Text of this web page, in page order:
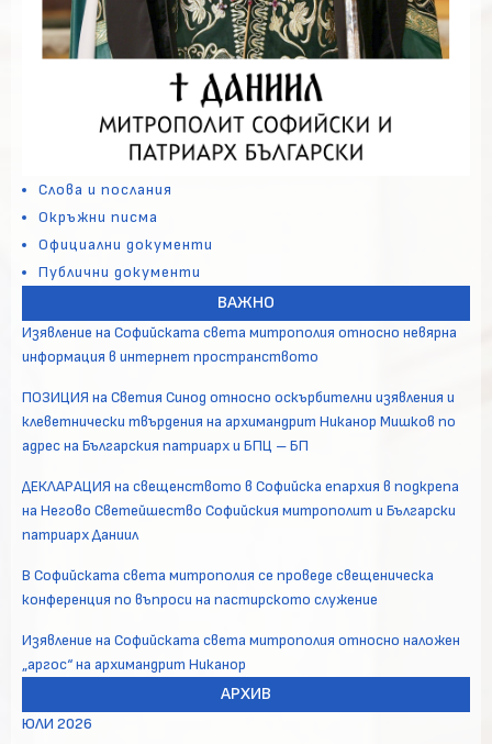
Слова и послания
Окръжни писма
Официални документи
Публични документи
ВАЖНО
Изявление на Софийската света митрополия относно невярна
информация в интернет пространството
ПОЗИЦИЯ на Светия Синод относно оскърбителни изявления и
клеветнически твърдения на архимандрит Никанор Мишков по
адрес на Българския патриарх и БПЦ – БП
ДЕКЛАРАЦИЯ на свещенството в Софийска епархия в подкрепа
на Негово Светейшество Софийския митрополит и Български
патриарх Даниил
В Софийската света митрополия се проведе свещеническа
конференция по въпроси на пастирското служение
Изявление на Софийската света митрополия относно наложен
„аргос“ на архимандрит Никанор
АРХИВ
ЮЛИ 2026